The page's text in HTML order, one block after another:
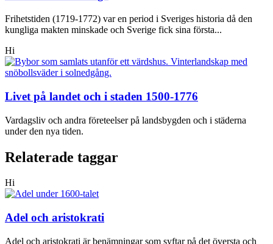
Frihetstiden (1719-1772) var en period i Sveriges historia då den
kungliga makten minskade och Sverige fick sina första...
Hi
Livet på landet och i staden 1500-1776
Vardagsliv och andra företeelser på landsbygden och i städerna
under den nya tiden.
Relaterade taggar
Hi
Adel och aristokrati
Adel och aristokrati är benämningar som syftar på det översta och